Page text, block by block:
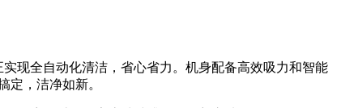
现全自动化清洁，省心省力。机身配备高效吸力和智能
定，洁净如新。